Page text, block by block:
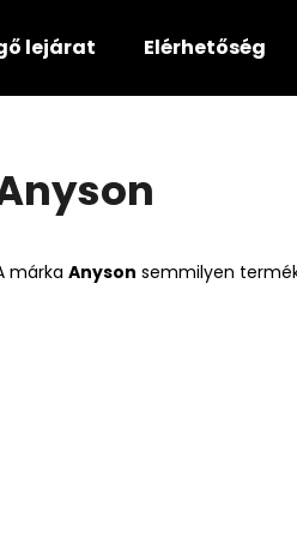
lejárat Elérhetőség
márka Anyson semmilyen